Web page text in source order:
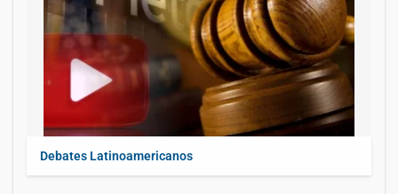
Debates Latinoamericanos